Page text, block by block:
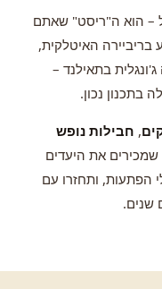
– הוא ה"ריסט" שאתם
בריביירה האיטלקית,
בתאילנד –
נכון.
, חבילות נופש
את היעדים
הפתעות, ותחזרו עם
שנים.